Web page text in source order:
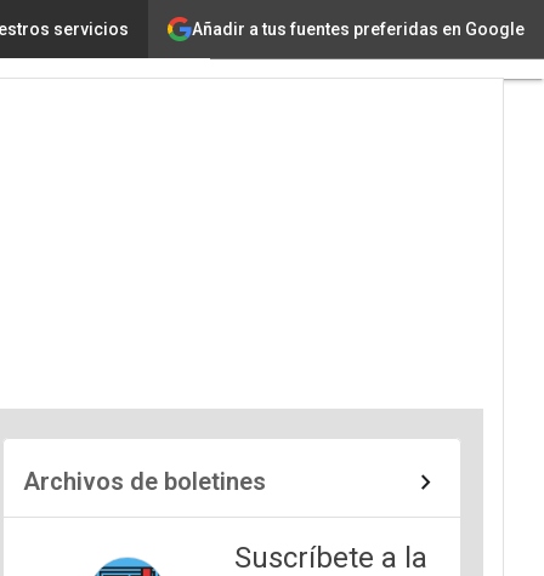
Añadir a tus fuentes preferidas en Google
servicios
Archivos de boletines
Suscríbete a la